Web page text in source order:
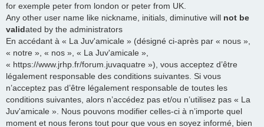
for exemple peter from london or peter from UK.
Any other user name like nickname, initials, diminutive will not be
validated by the administrators
En accédant à « La Juv'amicale » (désigné ci-après par « nous »,
« notre », « nos », « La Juv'amicale »,
« https://www.jrhp.fr/forum.juvaquatre »), vous acceptez d’être
légalement responsable des conditions suivantes. Si vous
n’acceptez pas d’être légalement responsable de toutes les
conditions suivantes, alors n’accédez pas et/ou n’utilisez pas « La
Juv'amicale ». Nous pouvons modifier celles-ci à n’importe quel
moment et nous ferons tout pour que vous en soyez informé, bien